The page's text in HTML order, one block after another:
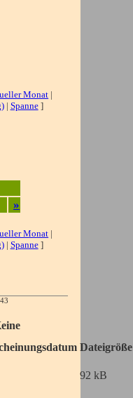
Monat |
| Spanne]
»
Monat |
| Spanne]
Dateigröße
92 kB